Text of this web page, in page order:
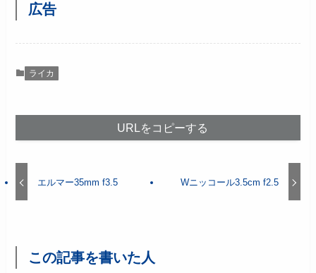
広告
ライカ
URLをコピーする
エルマー35mm f3.5 Wニッコール3.5cm f2.5
この記事を書いた人